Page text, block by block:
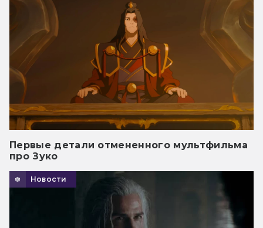
Первые детали отмененного мультфильма
про Зуко
Новости